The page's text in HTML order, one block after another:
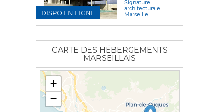
Signature
architecturale
Marseille
DISPO EN LIGNE
CARTE DES HÉBERGEMENTS
MARSEILLAIS
+
−